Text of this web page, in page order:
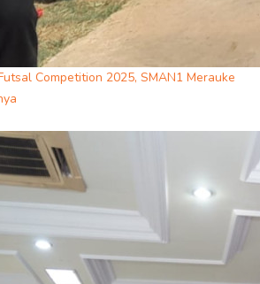
Competition 2025, SMAN1 Merauke